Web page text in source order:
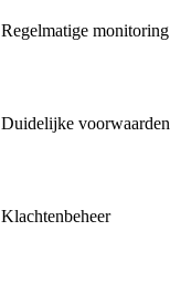
Regelmatige monitoring
Duidelijke voorwaarden
Klachtenbeheer